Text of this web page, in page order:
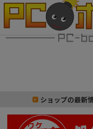
ショップの最新